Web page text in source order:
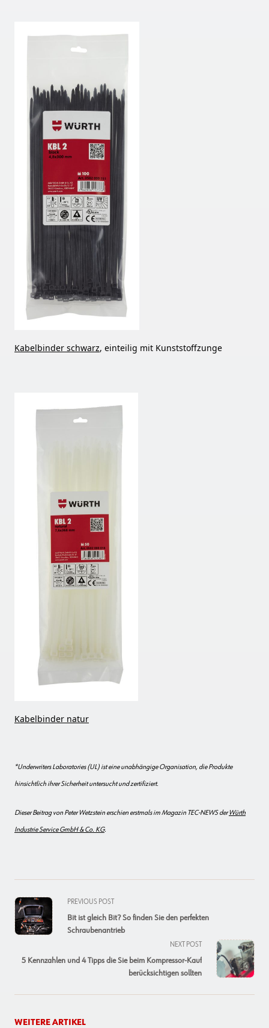
Kabelbinder schwarz, einteilig mit Kunststoffzunge
Kabelbinder natur
*Underwriters Laboratories (UL) ist eine unabhängige Organisation, die Produkte
hinsichtlich ihrer Sicherheit untersucht und zertifiziert.
Dieser Beitrag von Peter Wetzstein erschien erstmals im Magazin TEC-NEWS derWürth
Industrie Service GmbH & Co. KG.
<span
class="nav-
subtitle
reader-
PREVIOUS POST
Bit ist gleich Bit? So finden Sie den perfekten
Schraubenantrieb
NEXT POST
5 Kennzahlen und 4 Tipps die Sie beim Kompressor-Kauf
berücksichtigen sollten
WEITERE ARTIKEL